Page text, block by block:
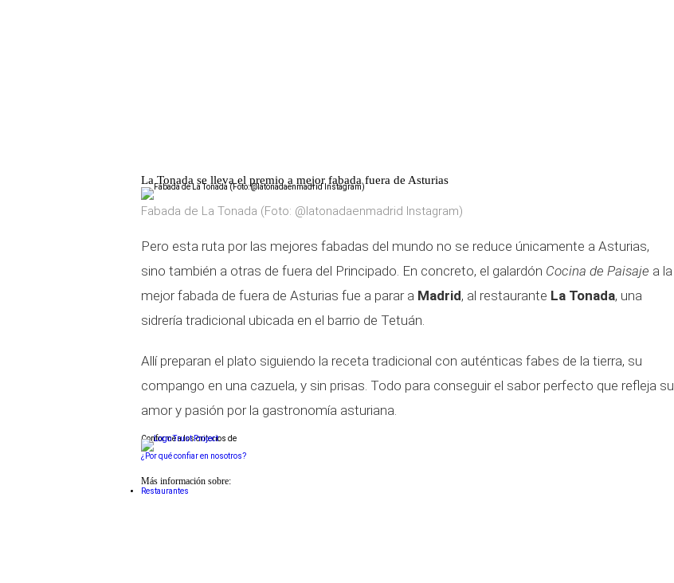
La Tonada se lleva el premio a mejor fabada fuera de Asturias
Fabada de La Tonada (Foto: @latonadaenmadrid Instagram)
Pero esta ruta por las mejores fabadas del mundo no se reduce únicamente a Asturias,
sino también a otras de fuera del Principado. En concreto, el galardón Cocina de Paisaje a la
mejor fabada de fuera de Asturias fue a parar a Madrid, al restaurante La Tonada, una
sidrería tradicional ubicada en el barrio de Tetuán.
Allí preparan el plato siguiendo la receta tradicional con auténticas fabes de la tierra, su
compango en una cazuela, y sin prisas. Todo para conseguir el sabor perfecto que refleja su
amor y pasión por la gastronomía asturiana.
Conforme a los criterios de
¿Por qué confiar en nosotros?
Más información sobre:
Restaurantes